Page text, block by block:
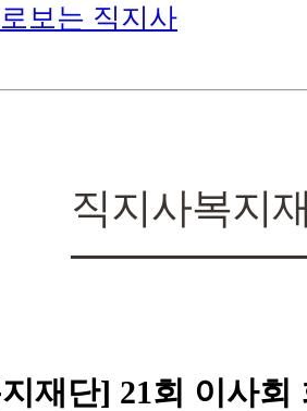
보는 직지사
직지사복지
재단] 21회 이사회